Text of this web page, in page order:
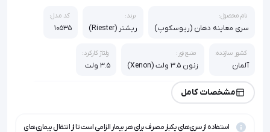
نام محصول:
سری معاینه دهان (ریوسکوپ)
برند:
ریشتر (Riester)
کد مدل:
10535
کشور سازنده:
آلمان
منبع نور:
زنون 3.5 ولت (Xenon)
ولتاژ کارکرد:
3.5 ولت
جریان نامی:
500 تا 600 میلی‌آمپر
مشخصات کامل
استفاده از سری‌های یکبار مصرف برای هر بیمار الزامی است تا از انتقال بیماری‌های